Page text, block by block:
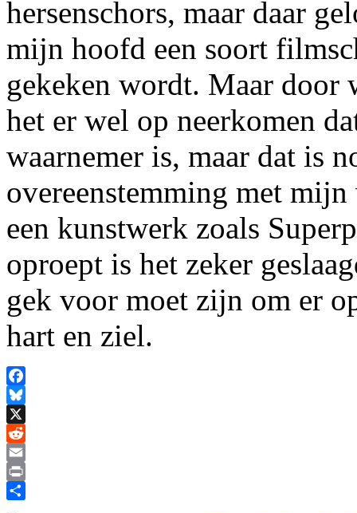
hersenschors, maar daar
mijn hoofd een soort
gekeken wordt. Maar
het er wel op neerkomen
waarnemer is, maar dat is
overeenstemming met
een kunstwerk zoals
oproept is het zeker
gek voor moet zijn om er
hart en ziel.
Facebook
Bluesky
X
Reddit
Email
Print